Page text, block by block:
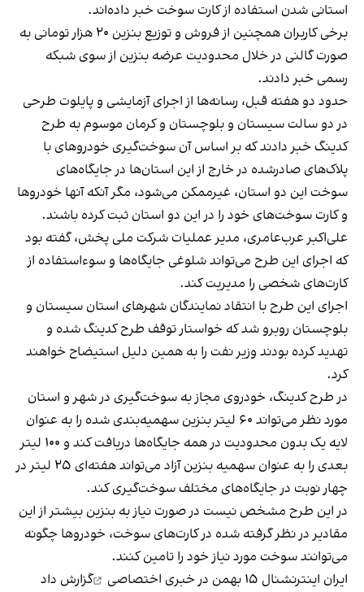
استانی شدن استفاده از کارت سوخت خبر داده‌اند.
برخی کاربران همچنین از فروش و توزیع بنزین ۲۰ هزار تومانی به
صورت گالنی در خلال محدودیت عرضه بنزین از سوی شبکه
رسمی خبر دادند.
حدود دو هفته قبل، رسانه‌ها از اجرای آزمایشی و پایلوت طرحی
در دو سالت سیستان و بلوچستان و کرمان موسوم به طرح
کدینگ خبر دادند که بر اساس آن سوخت‌گیری خودروهای با
پلاک‌های صادرشده در خارج از این استان‌ها در جایگاه‌های
سوخت این دو استان، غیرممکن می‌شود، مگر آنکه آنها خودروها
و کارت سوخت‌های خود را در این دو استان ثبت کرده باشند.
علی‌اکبر عرب‌عامری، مدیر عملیات شرکت ملی پخش، گفته بود
که اجرای این طرح می‌تواند شلوغی جایگاه‌ها و سوءاستفاده از
کارت‌های شخصی را مدیریت کند.
اجرای این طرح با انتقاد نمایندگان شهرهای استان سیستان و
بلوچستان روبرو شد که خواستار توقف طرح کدینگ شده و
تهدید کرده بودند وزیر نفت را به همین دلیل استیضاح خواهند
کرد.
در طرح کدینگ، خودروی مجاز به سوخت‌گیری در شهر و استان
مورد نظر می‌تواند ۶۰ لیتر بنزین سهمیه‌بندی شده را به عنوان
لایه یک بدون محدودیت در همه جایگاه‌ها دریافت کند و ۱۰۰ لیتر
بعدی را به عنوان سهمیه بنزین آزاد می‌تواند هفته‌ای ۲۵ لیتر در
چهار نوبت در جایگاه‌های مختلف سوخت‌گیری کند.
در این طرح مشخص نیست در صورت نیاز به بنزین بیشتر از این
مقادیر در نظر گرفته شده در کارت‌های سوخت، خودروها چگونه
می‌توانند سوخت مورد نیاز خود را تامین کنند.
ایران اینترنشنال ۱۵ بهمن در
خبری اختصاصی
گزارش داد